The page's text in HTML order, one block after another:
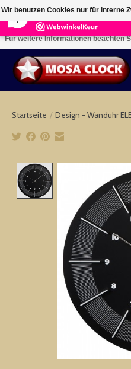
164
Kies uw taal: NL -- Wählen Sie ihre
Startseite / Design - Wanduhr
Product image
Wir benutzen Cookies nur für interne
Ist das in
Für weitere Informationen beachten